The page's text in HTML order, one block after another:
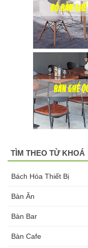
xám GLM27-
ghế dành
cho quán
hàng tại
Tp.HCM
Ghế chân
xoay mặt
GLM48-ghế
tiếp khách,
văn phòng
tại Tp.HCM
TÌM THEO TỪ KHOÁ
Bách Hóa Thiết Bị
Bàn Ăn
Bàn Bar
Bàn Cafe